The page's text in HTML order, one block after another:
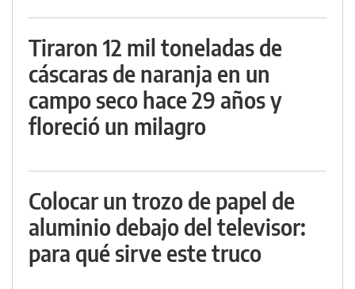
Tiraron 12 mil toneladas de
cáscaras de naranja en un
campo seco hace 29 años y
floreció un milagro
Colocar un trozo de papel de
aluminio debajo del televisor:
para qué sirve este truco